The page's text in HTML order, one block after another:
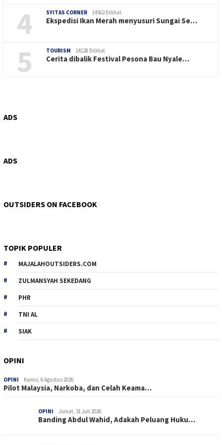
4 SYITAS CORNER 14562 Dilihat
Ekspedisi Ikan Merah menyusuri Sungai Se…
5 TOURISM 14128 Dilihat
Cerita dibalik Festival Pesona Bau Nyale…
ADS
ADS
OUTSIDERS ON FACEBOOK
TOPIK POPULER
MAJALAHOUTSIDERS.COM
ZULMANSYAH SEKEDANG
PHR
TNI AL
SIAK
OPINI
OPINI Kamis, 6 Agustus 2026
Pilot Malaysia, Narkoba, dan Celah Keama…
OPINI Jumat, 31 Juli 2026
Banding Abdul Wahid, Adakah Peluang Huku…